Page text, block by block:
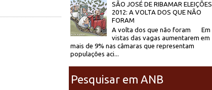
SÃO JOSÉ DE RIBAMAR ELEIÇÕES
2012: A VOLTA DOS QUE NÃO
FORAM
A volta dos que não foram Em
vistas das vagas aumentarem em
mais de 9% nas câmaras que representam
populações aci...
Pesquisar em ANB